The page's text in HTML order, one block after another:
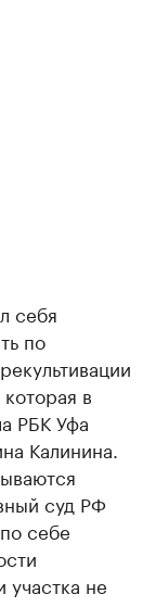
себя
по
в
РБК Уфа
Калинина.
суд РФ
себе
участка не